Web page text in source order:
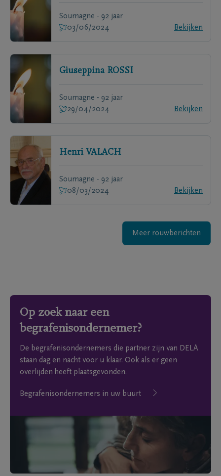
Soumagne - 92 jaar
03/06/2024
Bekijken
Giuseppina ROSSI
Soumagne - 92 jaar
29/04/2024
Bekijken
Henri VALACH
Soumagne - 92 jaar
08/03/2024
Bekijken
Meer rouwberichten
Op zoek naar een
begrafenisondernemer?
De begrafenisondernemers die partner zijn van DELA
staan dag en nacht voor u klaar. Ook als er geen
overlijden heeft plaatsgevonden.
Begrafenisondernemers in uw buurt